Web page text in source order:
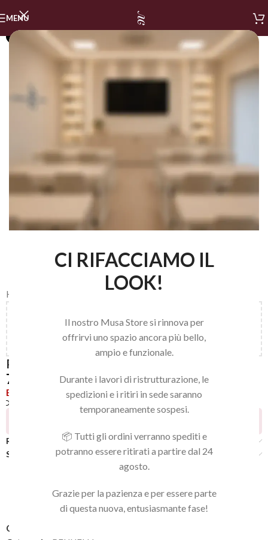
CI RIFACCIAMO IL
LOOK!
Il nostro Musa Store si rinnova per
offrirvi uno spazio ancora più bello,
ampio e funzionale.
Durante i lavori di ristrutturazione, le
spedizioni e i ritiri in sede saranno
temporaneamente sospesi.
📦 Tutti gli ordini verranno spediti e
potranno essere ritirati a partire dal 24
agosto.
Grazie per la pazienza e per essere parte
di questa nuova, entusiasmante fase!
MENU
Home
150,00€al carrello e ottieni la spedizione
PENNELLO ROUND 2
7,22
Esaurito
Aggiungi alla lista dei desideri
Recensioni (0)
Spedizione
COD: